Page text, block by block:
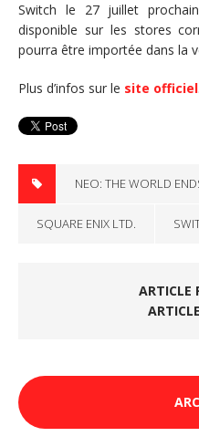
Switch le 27 juillet
disponible sur les stores
pourra être importée dans la
Plus d’infos sur le site officiel
NEO: THE WORLD
SQUARE ENIX LTD.
ARTICLE